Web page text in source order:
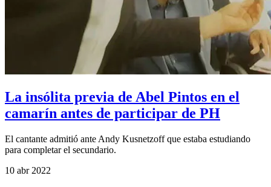
La insólita previa de Abel Pintos en el
camarín antes de participar de PH
El cantante admitió ante Andy Kusnetzoff que estaba estudiando
para completar el secundario.
10 abr 2022